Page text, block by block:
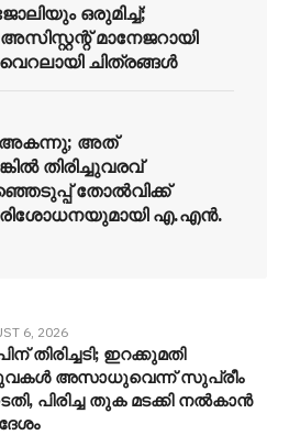
ഒരുമിച്ച്;
മാനേജറായി
ചിത്രങ്ങൾ
അകന്നു; അത്
തിരിച്ചുവരവ്
തോൽവിക്ക്
എ.എൻ.
6, 2026
തിരിച്ചടി; ഇറക്കുമതി
അസാധുവെന്ന് സുപ്രീം
പിരിച്ച തുക മടക്കി നൽകാൻ